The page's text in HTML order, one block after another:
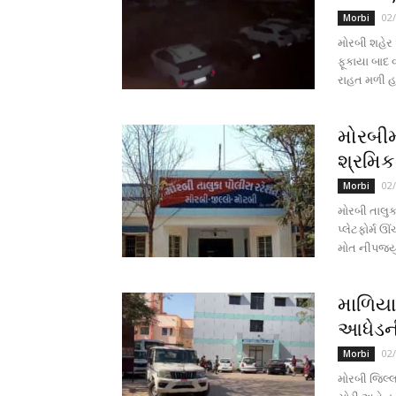
Morbi
મોરબી શહેર
ફૂકાયા બાદ
રાહત મળી
Morbi
મોરબી
પ્લેટફોર્મ
મોત
Morbi
મોરબી